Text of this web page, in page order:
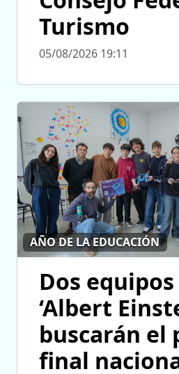
Turismo
05/08/2026 19:11
AÑO DE LA EDUCACIÓN
Dos
‘Albert
buscarán el
final